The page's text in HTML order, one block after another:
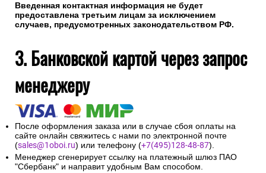
Введенная контактная информация не будет
предоставлена третьим лицам за исключением
случаев, предусмотренных законодательством РФ.
3. Банковской картой через запрос
менеджеру
После оформления заказа или в случае сбоя оплаты на
сайте онлайн свяжитесь с нами по электронной почте
(sales@1oboi.ru) или телефону (+7(495)128-48-87).
Менеджер сгенерирует ссылку на платежный шлюз ПАО
"Сбербанк" и направит удобным Вам способом.